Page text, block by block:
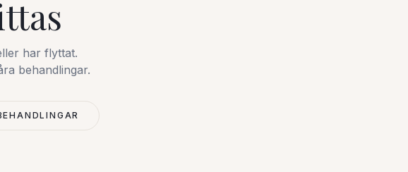
har flyttat.
behandlingar.